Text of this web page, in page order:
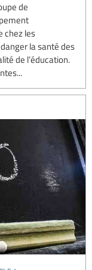
de
chez les
la santé des
de l’éducation.